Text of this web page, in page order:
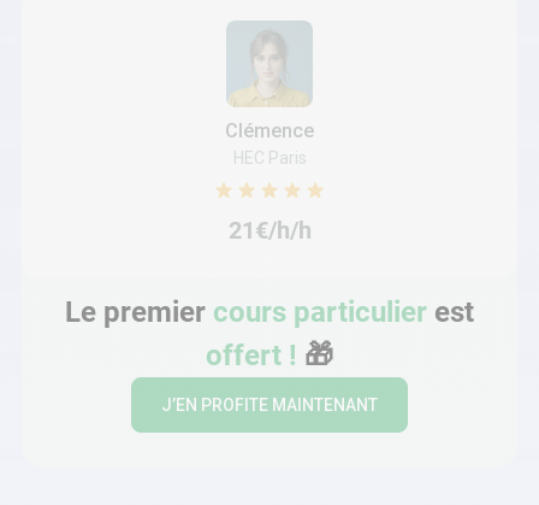
Clémence
HEC Paris
21€/h/h
Le premier cours particulier est
offert ! 🎁
J’EN PROFITE MAINTENANT